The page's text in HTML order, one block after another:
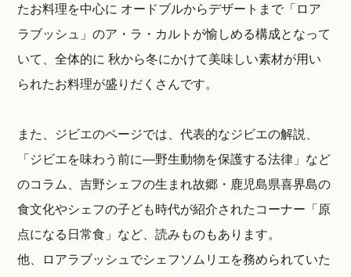
たお料理を中心に オードブルからデザートまで「ロア
ラブッシュ」のア・ラ・カルトが愉しめる構成となって
いて、全体的に 秋から冬にかけて美味しい素材が用い
られたお料理が盛りだくさんです。
また、ジビエのページでは、代表的なジビエの解説、
「ジビエを味わう前に―野生動物を保護する法律」など
のコラム、吉野シェフの生まれ故郷・鹿児島県喜界島の
食文化やシェフの子ども時代が紹介されたコーナー「原
点になる日常食」など、読みものもあります。
他、ロアラブッシュでシェフソムリエを務められていた